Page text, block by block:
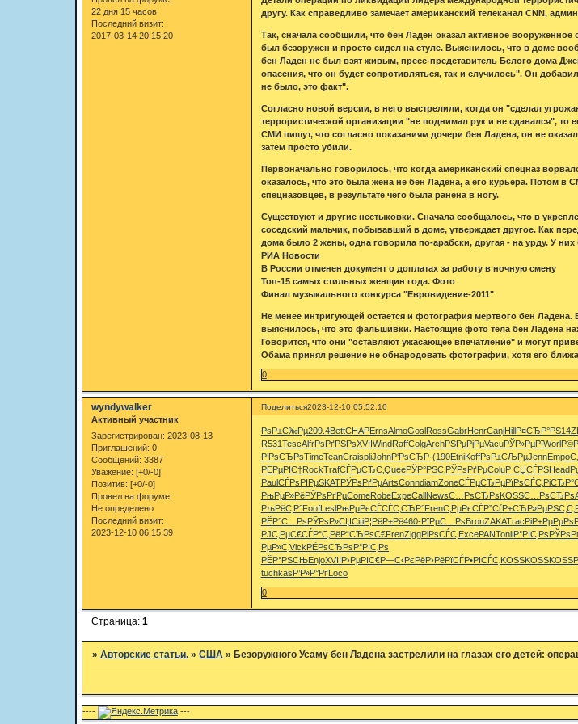
22 дня 15 часов
Последний визит:
2017-03-14 20:15:20
другу. Как справедливо замечает американский телеканал CNN,
Так, сначала сообщили, что бен Ладен оказал активное
был безоружен и просто сидел на стуле. Выяснилось, что в доме
бен Ладен не был взят живым, пресс-представитель Белого дома
опасения, что он будет сопротивляться, так и случилось". Он
не было, это факт".
Согласно новой версии, в него выстрелили, когда он "сделал
террористической организации "не поднимал рук и не сдавался", то
СМИ пишут, что согласно показаниям дочери бен Ладена, он не
затем просто убили.
Первоначально говорилось, что когда американский спецназ
оказалось, что это была жена не бен Ладена, а его курьера. Потом
спецназовцев, в результате чего была ранена в ногу.
Существуют и другие нестыковки. Сначала сообщалось, что в
соседский мальчик, побывавший в доме, утверждает другое. Как
дома было 2 жены, одна говорила по-арабски, другая - на урду. У
РИА Новости
В России отменен документ о доплатах за работу в ночную смену
Топ-15 самых стильных женщин года. Фото
Финал музыкального конкурса "Евровидение-2011"
Не менее интригующей остается и фотография мертвого бен
выяснилось, что это фальшивки. Настоящие фото тела бен Ладена
Говорится, что они "оставляют ужасающее впечатление" и могут
Обама принял решение не обнародовать фотографии, хотя его
0
Поделиться2023-12-10 05:52:10
wyndywalker
Активный участник
Зарегистрирован: 2023-08-13
Приглашений: 0
Сообщений: 3387
Уважение: [+0/-0]
Позитив: [+0/-0]
Провел на форуме:
Не определено
Последний визит:
2023-12-10 06:15:39
РѕР±С‰Рµ209.4BettCHAPErnsAlmoGoslRossGabrHenrCanjHillР¤СЂР°РЅ
R531TescAlfrРѕРґРЅРѕXVIIWindRaffColgArchРЅРµРјРµVacuРЎР»РµРїWorl
Р’РѕСЂРѕTimeTeanCraispliJohnР‘РѕСЂР·(190EtniKoffРѕР±СЉРµJennEmpo
РЁРµРІС†RockTrafСЃРµСЂС‚QueeРЎР°РЅС‚ РЎРѕРґРµColuР СЏСЃРЅHead
PaulСЃРѕРІРµSKATРЎРѕРґРµArtsConndiamZoneСЃРµСЂРµРїРѕСЃС‚
РњРµР»РёРЎРѕРґРµComeRobeExpeCallNewsС…РѕСЂРѕKOSSС…РѕСЂРѕ
РљРёС‚Р°FoofLeslРњРµРєСЃСЃС‚СЂР°FrenС‚РµРєСЃР”СѓР±СЂР»РµРЅС‚
РЁР°С…РѕРЎРѕР»СЏCitiР¦РёР±Рё460-РїРµС…РѕBronZAKATracРіР±РµРµ
РЈС‚РµС€СЃР°С‚РёР“СЂРѕС€FrenZiggРіРѕСЃС‚ ExcePANTonliР°РІС‚Рѕ
РµР»С‚VickРЁРѕСЂРѕР°РІС‚Рѕ
РЁР°РЅСЊEnjoXVIIР›РµРІС€Р—С‹РєРёР›РёРїСЃР•РІСЃС‚ KOSSKOSSKOSS
tuchkasР’Р»Р°РґLoco
0
Страница: 1
» Авторские статьи. » США » Безоружного Усаму бен Ладена застрелили на глазах его детей:
---- ---